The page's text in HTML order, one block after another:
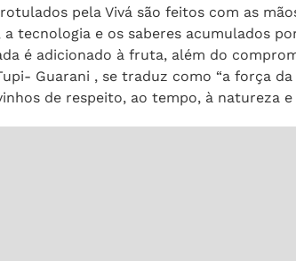
pela Vivá são feitos com as
tecnologia e os saberes acumulados
é adicionado à fruta, além do
Guarani , se traduz como “a força
de respeito, ao tempo, à natureza e